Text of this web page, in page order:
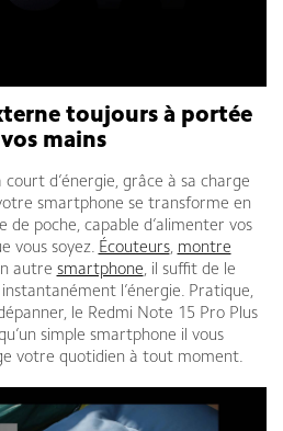
toujours à portée
mains
d’énergie, grâce à sa charge
smartphone se transforme en
poche, capable d’alimenter vos
vous soyez. Écouteurs, montre
autre smartphone, il suffit de le
l’énergie. Pratique,
le Redmi Note 15 Pro Plus
simple smartphone il vous
votre quotidien à tout moment.